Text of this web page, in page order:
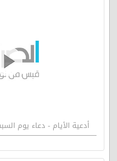
أدعية الأيام - دعاء يوم